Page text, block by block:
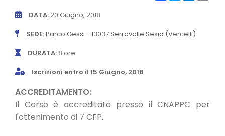
NEWSLETTER
DATA:20 Giugno, 2018
SEDE:Parco Gessi - 13037 Serravalle Sesia (Vercelli)
DURATA: 8 ore
Iscrizioni entro il 15 Giugno, 2018
ACCREDITAMENTO:
Il Corso è accreditato presso il CNAPPC per
l'ottenimento di 7 CFP.